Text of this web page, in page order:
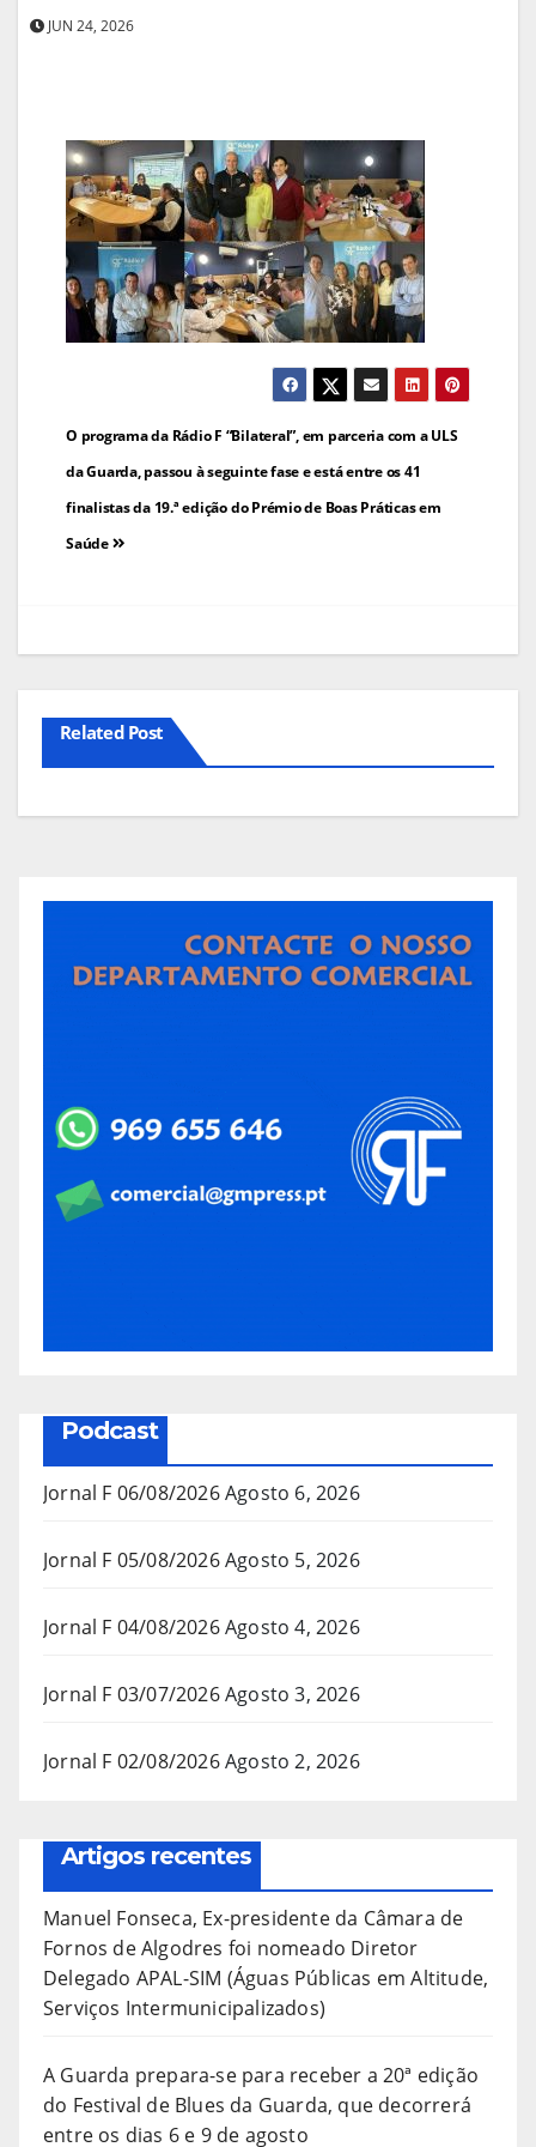
JUN 24, 2026
Navegação
de
artigos
O programa da Rádio F “Bilateral”, em parceria com a ULS
da Guarda, passou à seguinte fase e está entre os 41
finalistas da 19.ª edição do Prémio de Boas Práticas em
Saúde
Related Post
Podcast
Jornal F 06/08/2026Agosto 6, 2026
Jornal F 05/08/2026Agosto 5, 2026
Jornal F 04/08/2026Agosto 4, 2026
Jornal F 03/07/2026Agosto 3, 2026
Jornal F 02/08/2026Agosto 2, 2026
Artigos recentes
Manuel Fonseca, Ex-presidente da Câmara de
Fornos de Algodres foi nomeado Diretor
Delegado APAL-SIM (Águas Públicas em Altitude,
Serviços Intermunicipalizados)
A Guarda prepara-se para receber a 20ª edição
do Festival de Blues da Guarda, que decorrerá
entre os dias 6 e 9 de agosto